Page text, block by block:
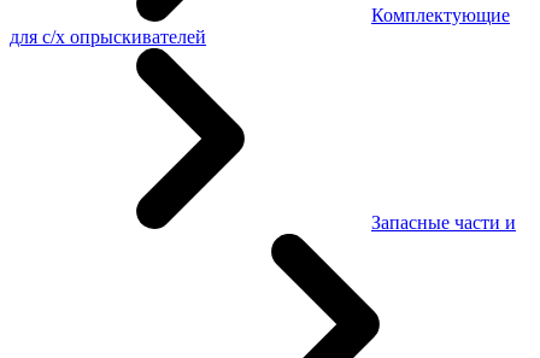
Комплектующие
для с/х опрыскивателей
Запасные части и